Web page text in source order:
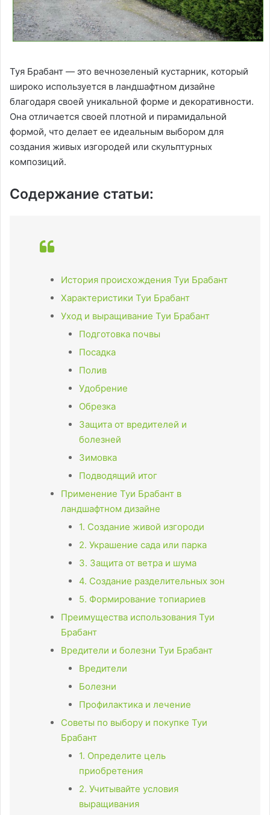
Туя Брабант — это вечнозеленый кустарник, который
широко используется в ландшафтном дизайне
благодаря своей уникальной форме и декоративности.
Она отличается своей плотной и пирамидальной
формой, что делает ее идеальным выбором для
создания живых изгородей или скульптурных
композиций.
Содержание статьи:
История происхождения Туи Брабант
Характеристики Туи Брабант
Уход и выращивание Туи Брабант
Подготовка почвы
Посадка
Полив
Удобрение
Обрезка
Защита от вредителей и
болезней
Зимовка
Подводящий итог
Применение Туи Брабант в
ландшафтном дизайне
1. Создание живой изгороди
2. Украшение сада или парка
3. Защита от ветра и шума
4. Создание разделительных зон
5. Формирование топиариев
Преимущества использования Туи
Брабант
Вредители и болезни Туи Брабант
Вредители
Болезни
Профилактика и лечение
Советы по выбору и покупке Туи
Брабант
1. Определите цель
приобретения
2. Учитывайте условия
выращивания